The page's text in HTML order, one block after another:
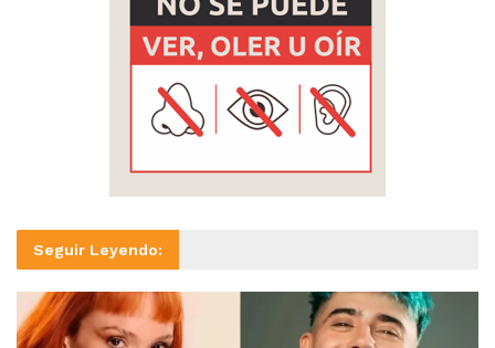
Seguir Leyendo: